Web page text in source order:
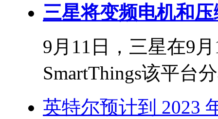
三星将变频电机和
9月11日，三星在9
SmartThings该平台
英特尔预计到 2023